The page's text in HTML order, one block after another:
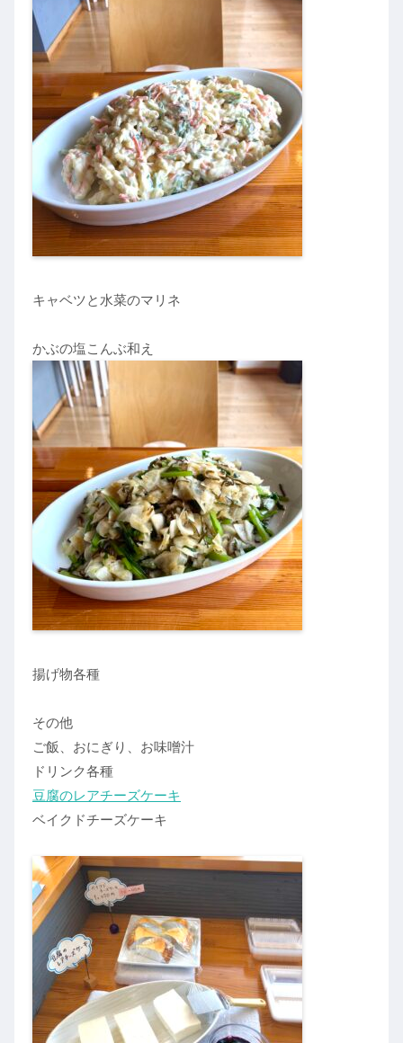
キャベツと水菜のマリネ
かぶの塩こんぶ和え
揚げ物各種
その他
ご飯、おにぎり、お味噌汁
ドリンク各種
豆腐のレアチーズケーキ
ベイクドチーズケーキ